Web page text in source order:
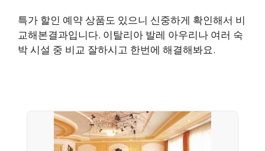
특가 할인 예약 상품도 있으니 신중하게 확인해서 비
교해본결과입니다. 이탈리아 발레 아우리나 여러 숙
박 시설 중 비교 잘하시고 한번에 해결해봐요.